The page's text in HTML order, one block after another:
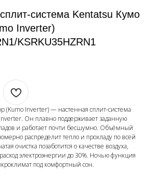
система Kentatsu Кумо
Inverter)
KSRKU35HZRN1
(Kumo Inverter) — настенная сплит-система
Он плавно поддерживает заданную
и работает почти бесшумно. Объёмный
распределит тепло и прохладу по всей
очистка позаботится о качестве воздуха,
электроэнергии до 30%. Ночью функция
под комфортный сон.